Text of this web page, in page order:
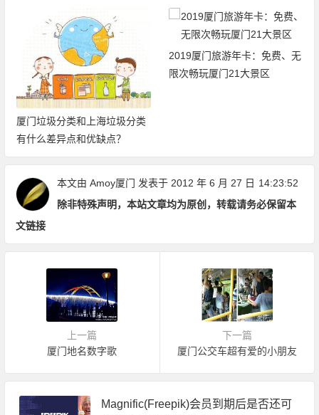
厦门垃圾分类和上海垃圾分类
有什么差异点和优缺点？
2019厦门旅游年卡：免费、无
限次畅玩厦门21大景区
本文由 Amoy厦门 发表于 2012 年 6 月 27 日 14:23:52
除非特殊声明，本站文章均为原创，转载请务必保留本
文链接
上一篇
厦门地名数字歌
下一篇
厦门公交车超有爱的小朋友
Magnific(Freepik)会员到期后是否还可